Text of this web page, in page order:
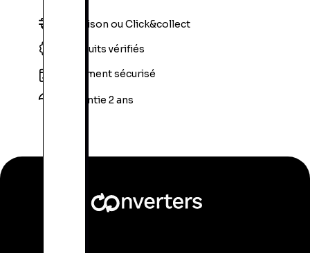
Livraison ou Click&collect
Produits vérifiés
Paiement sécurisé
Garantie 2 ans